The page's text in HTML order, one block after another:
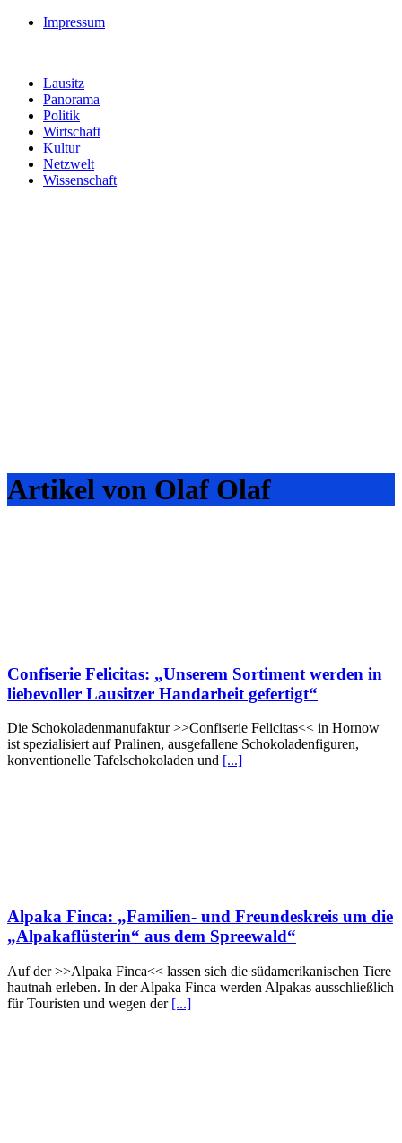
Impressum
Lausitz
Panorama
Politik
Wirtschaft
Kultur
Netzwelt
Wissenschaft
Artikel von Olaf Olaf
Confiserie Felicitas: „Unserem Sortiment werden in
liebevoller Lausitzer Handarbeit gefertigt“
Die Schokoladenmanufaktur >>Confiserie Felicitas<< in Hornow
ist spezialisiert auf Pralinen, ausgefallene Schokoladenfiguren,
konventionelle Tafelschokoladen und [...]
Alpaka Finca: „Familien- und Freundeskreis um die
„Alpakaflüsterin“ aus dem Spreewald“
Auf der >>Alpaka Finca<< lassen sich die südamerikanischen Tiere
hautnah erleben. In der Alpaka Finca werden Alpakas ausschließlich
für Touristen und wegen der [...]